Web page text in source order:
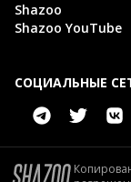
Shazoo
Shazoo YouTube
СОЦИАЛЬНЫЕ